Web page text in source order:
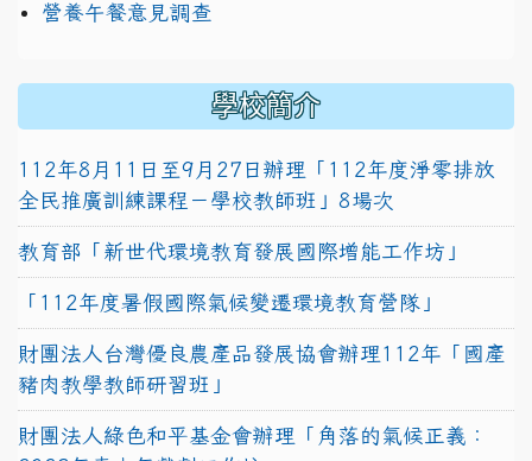
營養午餐意見調查
學校簡介
112年8月11日至9月27日辦理「112年度淨零排放
全民推廣訓練課程－學校教師班」8場次
教育部「新世代環境教育發展國際增能工作坊」
「112年度暑假國際氣候變遷環境教育營隊」
財團法人台灣優良農產品發展協會辦理112年「國產
豬肉教學教師研習班」
財團法人綠色和平基金會辦理「角落的氣候正義：